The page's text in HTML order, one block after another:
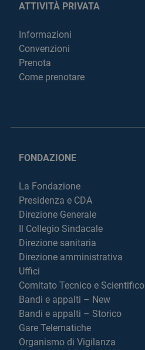
ATTIVITÀ PRIVATA
Informazioni
Convenzioni
Prenota
Come prenotare
FONDAZIONE
La Fondazione
Presidenza e CDA
Direzione Generale
Il Collegio Sindacale
Direzione sanitaria
Direzione amministrativa
Uffici
Comitato Tecnico e Scientifico
Bandi e appalti – New
Bandi e appalti – Storico
Gare Telematiche
Organismo di Vigilanza